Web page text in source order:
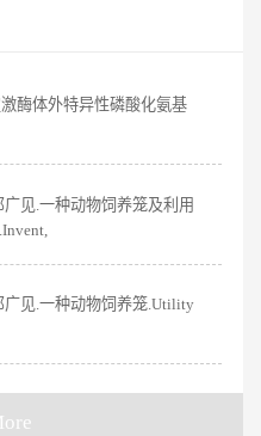
酶体外特异性磷酸化氨基
见.一种动物饲养笼及利用
广见.一种动物饲养笼.Utility